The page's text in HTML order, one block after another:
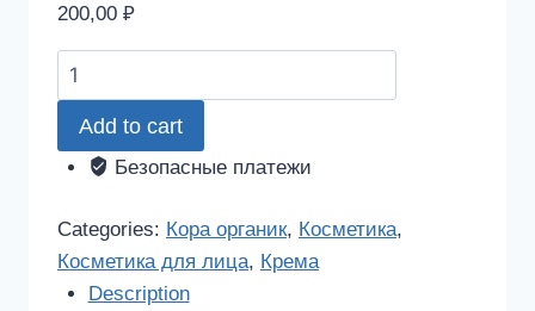
200,00 ₽
Кора
органик
биокрем
ночное
50мл
quantity
Add to cart
Безопасные платежи
Categories: Кора органик, Косметика,
Косметика для лица, Крема
Description